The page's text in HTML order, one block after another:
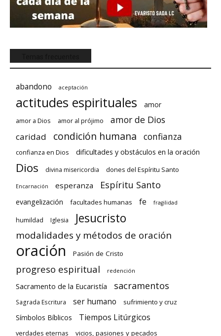
abandono aceptación
actitudes espirituales amor
amor a Dios amor al prójimo amor de Dios
caridad condición humana confianza
confianza en Dios dificultades y obstáculos en la oración
Dios divina misericordia dones del Espíritu Santo
Encarnación esperanza Espíritu Santo
evangelización facultades humanas fe fragilidad
humildad Iglesia Jesucristo
modalidades y métodos de oración
oración Pasión de Cristo
progreso espiritual redención
Sacramento de la Eucaristía sacramentos
Sagrada Escritura ser humano sufrimiento y cruz
Símbolos Bíblicos Tiempos Litúrgicos
verdades eternas vicios, pasiones y pecados